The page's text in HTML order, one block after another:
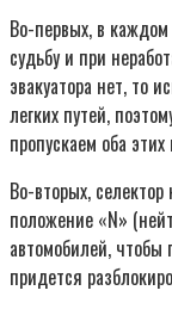
Во-первых, в каждом
судьбу и при
эвакуатора нет, то
легких путей,
пропускаем оба этих
Во-вторых,
положение «N»
автомобилей, чтобы
придется